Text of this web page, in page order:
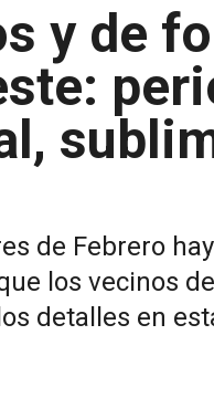
y de
de Febrero
los vecinos
detalles en